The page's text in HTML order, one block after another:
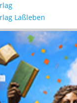
Laßleben